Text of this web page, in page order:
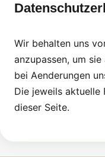
Wir behalten uns
anzupassen, um
bei Aenderungen
Die jeweils aktuelle
dieser Seite.